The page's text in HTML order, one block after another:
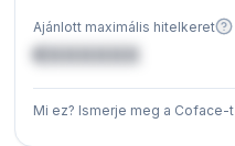
Ajánlott maximális hitelkeret
€XXXXXX
Mi ez? Ismerje meg a Coface-t